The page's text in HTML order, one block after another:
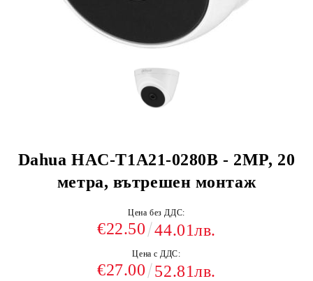
Dahua HAC-T1A21-0280B - 2MP, 20
метра, вътрешен монтаж
Цена без ДДС:
€22.50 44.01лв.
Цена с ДДС:
€27.00 52.81лв.